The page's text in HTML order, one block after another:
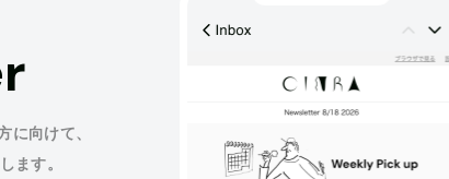
に向けて、
ます。